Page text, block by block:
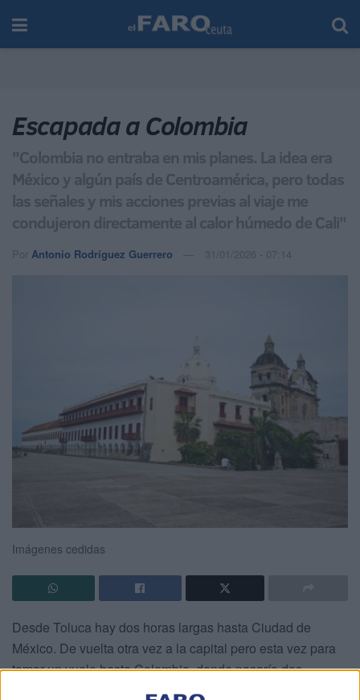
Escapada a Colombia
"Colombia no entraba en mis planes. La idea era
México y algún país de Centroamérica, pero todas
las señales y mis acciones previas al viaje me
condujeron directamente al calor húmedo de Cali"
Por Antonio Rodríguez Guerrero 31/01/2026 - 07:14
Imágenes cedidas
Desde Toluca hay dos horas largas hasta Ciudad de
México. De vuelta otra vez a la capital pero esta vez para
tomar un vuelo hasta Colombia, donde pasaría dos
semanas repartidas entre Cali y Cartagena de Indias. Para